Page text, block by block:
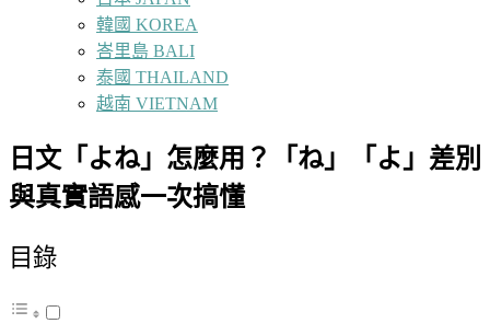
韓國 KOREA
峇里島 BALI
泰國 THAILAND
越南 VIETNAM
日文「よね」怎麼用？「ね」「よ」差別
與真實語感一次搞懂
目錄